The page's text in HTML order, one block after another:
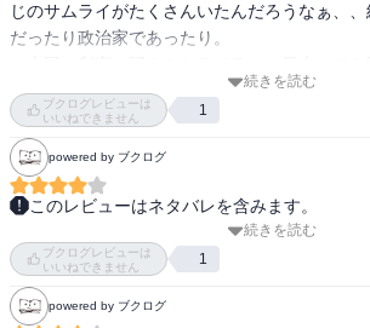
じのサムライがたくさんいたんだろうなぁ、
だったり政治家であったり。
抗う。イランと日本の違いはそこにあるのかな
しくもまた結果的に石油をめぐる争いの因果
本。なんだか百田尚樹氏が日本保守党の議員に
導きかと思わざるを得ない。
続きを読む
ブクログレビューは
いいねできません
1
powered by ブクログ
このレビューはネタバレを含みます。
国岡鐡造の生涯を描いた小説。事実を元にした
ごい。
自分の信念を貫いて、日本のため、社員のため
な大きな敵でも戦う姿がかっこいいし、非常に
続きを読む
ブクログレビューは
いいねできません
1
powered by ブクログ